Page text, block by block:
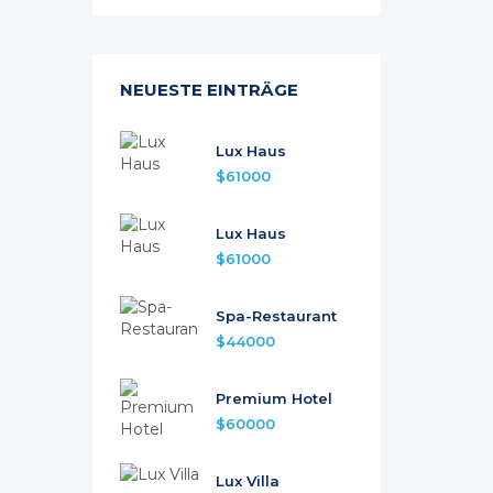
NEUESTE EINTRÄGE
Lux Haus
$61000
Lux Haus
$61000
Spa-Restaurant
$44000
Premium Hotel
$60000
Lux Villa